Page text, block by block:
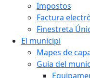
Impostos
Factura
Finestreta
El municipi
Mapes de
Guia del